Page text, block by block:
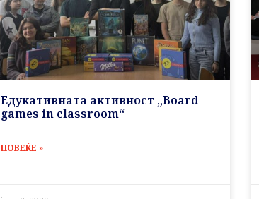
Eдукативната активност „Board
games in classroom“
ПОВЕЌЕ »